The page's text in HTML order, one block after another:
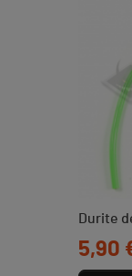
Durite
Prix
5,90